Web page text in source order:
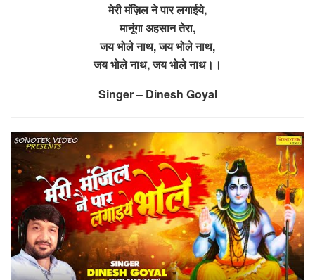
मेरी मंज़िल ने पार लगाईये,
मानूंगा अहसान तेरा,
जय भोले नाथ, जय भोले नाथ,
जय भोले नाथ, जय भोले नाथ।।
Singer – Dinesh Goyal